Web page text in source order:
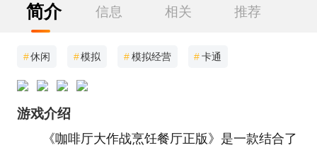
简介 信息 相关 推荐
#休闲 #模拟 #模拟经营 #卡通
游戏介绍
《咖啡厅大作战烹饪餐厅正版》是一款结合了